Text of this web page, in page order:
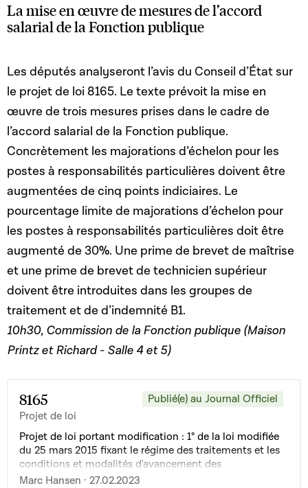
La mise en œuvre de mesures de l’accord
salarial de la Fonction publique
Les députés analyseront l’avis du Conseil d’État sur
le projet de loi 8165. Le texte prévoit la mise en
œuvre de trois mesures prises dans le cadre de
l’accord salarial de la Fonction publique.
Concrètement les majorations d’échelon pour les
postes à responsabilités particulières doivent être
augmentées de cinq points indiciaires. Le
pourcentage limite de majorations d’échelon pour
les postes à responsabilités particulières doit être
augmenté de 30%. Une prime de brevet de maîtrise
et une prime de brevet de technicien supérieur
doivent être introduites dans les groupes de
traitement et de d’indemnité B1.
10h30, Commission de la Fonction publique (Maison
Printz et Richard - Salle 4 et 5)
8165
Projet de loi
Publié(e) au Journal Officiel
Projet de loi portant modification : 1° de la loi modifiée
du 25 mars 2015 fixant le régime des traitements et les
conditions et modalités d'avancement des
fonctionnaires de l'État ; 2° de la loi modifiée du 25 mars
Marc Hansen · 27.02.2023